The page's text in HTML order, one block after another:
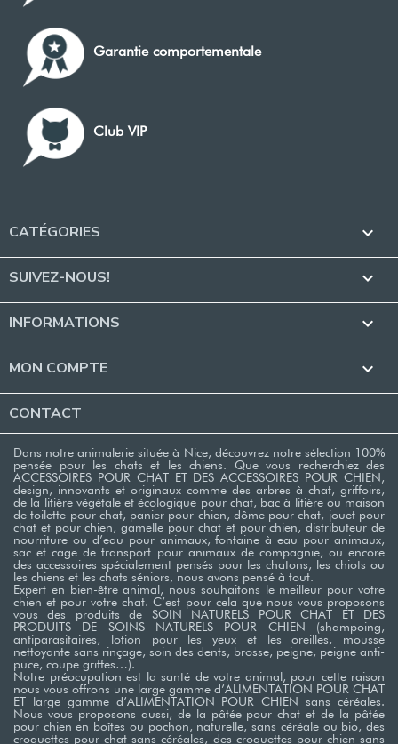
Garantie comportementale
Club VIP
CATÉGORIES 
SUIVEZ-NOUS! 
INFORMATIONS 
MON COMPTE 
CONTACT
Dans notre animalerie située à Nice, découvrez notre sélection 100%
pensée pour les chats et les chiens. Que vous recherchiez des
ACCESSOIRES POUR CHAT ET DES ACCESSOIRES POUR CHIEN,
design, innovants et originaux comme des arbres à chat, griffoirs,
de la litière végétale et écologique pour chat, bac à litière ou maison
de toilette pour chat, panier pour chien, dôme pour chat, jouet pour
chat et pour chien, gamelle pour chat et pour chien, distributeur de
nourriture ou d’eau pour animaux, fontaine à eau pour animaux,
sac et cage de transport pour animaux de compagnie, ou encore
des accessoires spécialement pensés pour les chatons, les chiots ou
les chiens et les chats séniors, nous avons pensé à tout.
Expert en bien-être animal, nous souhaitons le meilleur pour votre
chien et pour votre chat. C’est pour cela que nous vous proposons
vous des produits de SOIN NATURELS POUR CHAT ET DES
PRODUITS DE SOINS NATURELS POUR CHIEN (shampoing,
antiparasitaires, lotion pour les yeux et les oreilles, mousse
nettoyante sans rinçage, soin des dents, brosse, peigne, peigne anti-
puce, coupe griffes…). ​
Notre préocupation est la santé de votre animal, pour cette raison
nous vous offrons une large gamme d’ALIMENTATION POUR CHAT
ET large gamme d’ALIMENTATION POUR CHIEN sans céréales.
Nous vous proposons aussi, de la pâtée pour chat et de la pâtée
pour chien en boîtes ou pochon, naturelle, sans céréale ou bio, des
croquettes pour chat sans céréales, des croquettes pour chien sans